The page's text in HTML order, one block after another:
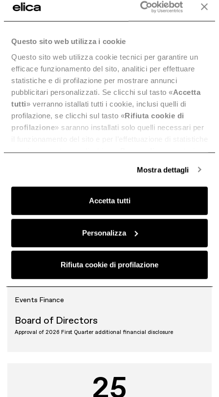
Questo sito web utilizza i cookie
Questo sito web utilizza cookie tecnici per garantire un
efficace funzionamento del sito, analitici per effettuare
statistiche e di profilazione per mostrare annunci
pubblicitari personalizzati. Se clicchi sul tasto «Accetta
tutti» verranno istallati tutti i cookie, inclusi quelli di
profilazione, se clicchi sul tasto «Rifiuta cookie di
profilazione» saranno installati solo quelli necessari per
anonime, mentre se clicchi su «Personalizza», potrai
Clicca quiper visualizzare la cookie policy.
Mostra dettagli
Accetta tutti
Personalizza
Rifiuta cookie di profilazione
EventsFinance
Board of Directors
Approval of 2026 Half-Year Report
29
April 2026
29
April 2026
Events Finance
Board of Directors
Approval of 2026 First Quarter additional financial disclosure
25